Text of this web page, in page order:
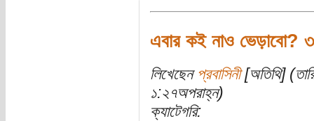
এবার কই নাও ভেড়াবো? ৩
লিখেছেন প্রবাসিনী[অতিথি]
১:২৭অপরাহ্ন)
ক্যাটেগরি: